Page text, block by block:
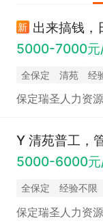
新 出来搞钱
5000-7000元
全保定 清苑 经
保定瑞圣人力资
Y 清苑普工，
5000-6000元
全保定 经验不限
保定瑞圣人力资